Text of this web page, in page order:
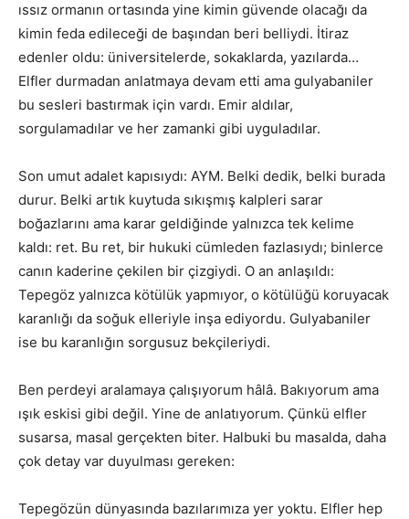
ıssız ormanın ortasında yine kimin güvende olacağı da
kimin feda edileceği de başından beri belliydi. İtiraz
edenler oldu: üniversitelerde, sokaklarda, yazılarda…
Elfler durmadan anlatmaya devam etti ama gulyabaniler
bu sesleri bastırmak için vardı. Emir aldılar,
sorgulamadılar ve her zamanki gibi uyguladılar.
Son umut adalet kapısıydı: AYM. Belki dedik, belki burada
durur. Belki artık kuytuda sıkışmış kalpleri sarar
boğazlarını ama karar geldiğinde yalnızca tek kelime
kaldı: ret. Bu ret, bir hukuki cümleden fazlasıydı; binlerce
canın kaderine çekilen bir çizgiydi. O an anlaşıldı:
Tepegöz yalnızca kötülük yapmıyor, o kötülüğü koruyacak
karanlığı da soğuk elleriyle inşa ediyordu. Gulyabaniler
ise bu karanlığın sorgusuz bekçileriydi.
Ben perdeyi aralamaya çalışıyorum hâlâ. Bakıyorum ama
ışık eskisi gibi değil. Yine de anlatıyorum. Çünkü elfler
susarsa, masal gerçekten biter. Halbuki bu masalda, daha
çok detay var duyulması gereken:
Tepegözün dünyasında bazılarımıza yer yoktu. Elfler hep